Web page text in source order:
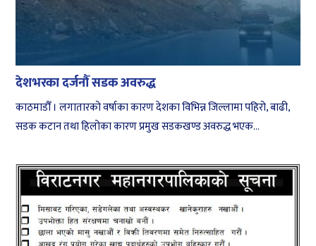
देशभरका दर्जनौँ सडक अवरुद्ध
काठमाडौँ । लगातारको वर्षाका कारण देशका विभिन्न जिल्लामा पहिरो, बाढी,
सडक कटान तथा हिलोका कारण प्रमुख सडकखण्ड अवरुद्ध भएक...